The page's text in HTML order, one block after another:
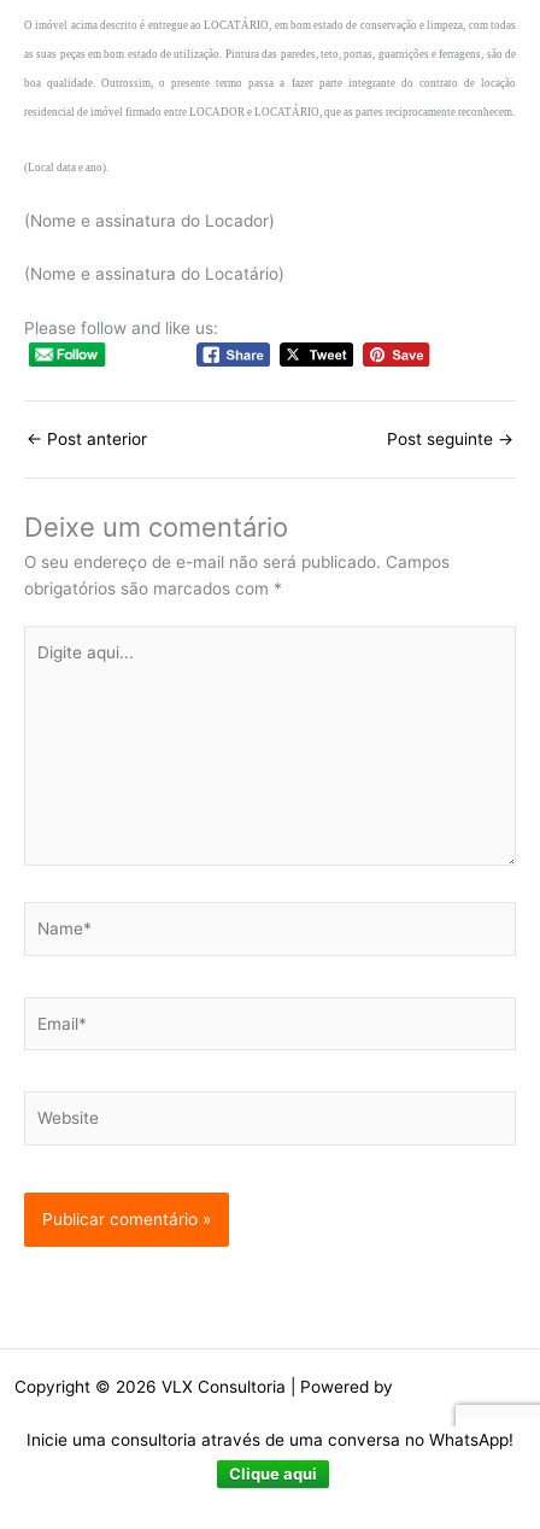
O imóvel acima descrito é entregue ao LOCATÁRIO, em bom estado de conservação e limpeza, com todas
as suas peças em bom estado de utilização. Pintura das paredes, teto, portas, guarnições e ferragens, são de
boa qualidade. Outrossim, o presente termo passa a fazer parte integrante do contrato de locação
residencial de imóvel firmado entre LOCADOR e LOCATÁRIO, que as partes reciprocamente reconhecem.
(Local data e ano).
(Nome e assinatura do Locador)
(Nome e assinatura do Locatário)
Please follow and like us:
← Post anterior Post seguinte →
Deixe um comentário
O seu endereço de e-mail não será publicado. Campos
obrigatórios são marcados com *
aqui...
Copyright © 2026 VLX Consultoria | Powered by
Inicie uma consultoria através de uma conversa no WhatsApp!
Clique aqui